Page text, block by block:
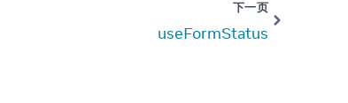
下一页
useFormStatus